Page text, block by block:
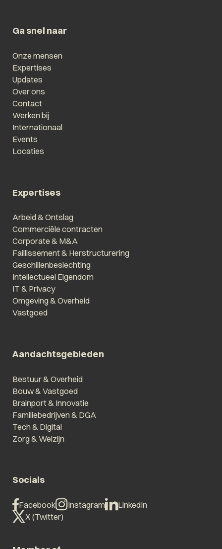
Ga snel naar
Onze mensen
Expertises
Updates
Over ons
Contact
Werken bij
Internationaal
Events
Locaties
Expertises
Arbeid & Ontslag
Commerciële contracten
Corporate & M&A
Faillissement & Herstructurering
Geschillenbeslechting
Intellectueel Eigendom
IT & Privacy
Omgeving & Overheid
Vastgoed
Aandachtsgebieden
Bestuur & Overheid
Bouw & Vastgoed
Brainport & Innovatie
Familiebedrijven & DGA
Tech & Digital
Zorg & Welzijn
Socials
Facebook Instagram
LinkedIn
X (Twitter)